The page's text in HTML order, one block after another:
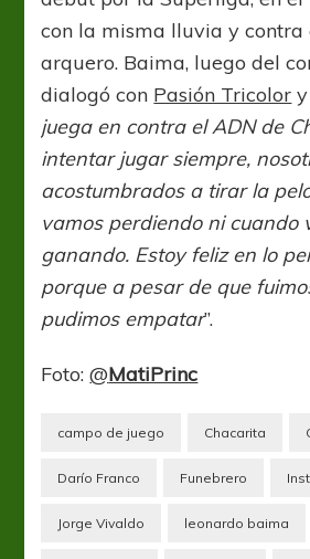
con la misma lluvia y contra
arquero. Baima, luego del
dialogó con Pasión Tricolor
juega en contra el ADN de
intentar jugar siempre,
acostumbrados a tirar la
vamos perdiendo ni cuando
ganando. Estoy feliz en lo
porque a pesar de que
pudimos empatar”.
Foto:@MatiPrinc
campo de juego Chacarita
Darío Franco Funebrero
Jorge Vivaldo leonardo baima